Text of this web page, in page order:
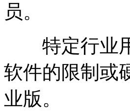
员。
特定行业用
软件的限制或
业版。